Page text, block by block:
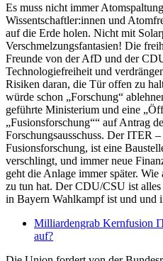
Es muss nicht immer
Wissentschaftler:innen und
auf die Erde holen. Nicht mit
Verschmelzungsfantasien! Die
Freunde von der AfD und der
Technologiefreiheit und
Risiken daran, die Tür offen zu
würde schon „Forschung“
geführte Ministerium und eine
„Fusionsforschung““ auf Antrag
Forschungsausschuss. Der ITER
Fusionsforschung, ist eine
verschlingt, und immer neue
geht die Anlage immer später.
zu tun hat. Der CDU/CSU ist
in Bayern Wahlkampf ist und und
Milliardengrab Kernfusion
auf?